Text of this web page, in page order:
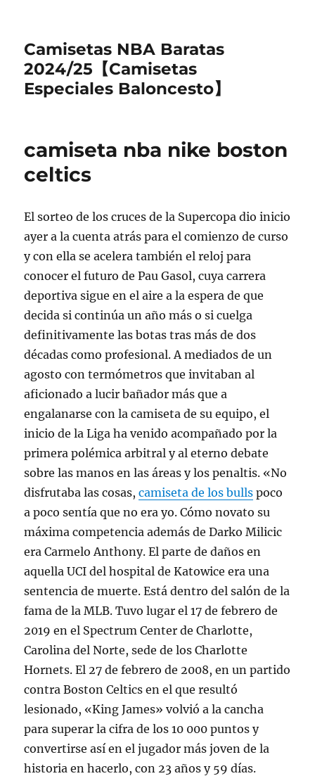
Camisetas NBA Baratas
2024/25【Camisetas
Especiales Baloncesto】
camiseta nba nike boston
celtics
El sorteo de los cruces de la Supercopa dio inicio
ayer a la cuenta atrás para el comienzo de curso
y con ella se acelera también el reloj para
conocer el futuro de Pau Gasol, cuya carrera
deportiva sigue en el aire a la espera de que
decida si continúa un año más o si cuelga
definitivamente las botas tras más de dos
décadas como profesional. A mediados de un
agosto con termómetros que invitaban al
aficionado a lucir bañador más que a
engalanarse con la camiseta de su equipo, el
inicio de la Liga ha venido acompañado por la
primera polémica arbitral y al eterno debate
sobre las manos en las áreas y los penaltis. «No
disfrutaba las cosas,camiseta de los bulls poco
a poco sentía que no era yo. Cómo novato su
máxima competencia además de Darko Milicic
era Carmelo Anthony. El parte de daños en
aquella UCI del hospital de Katowice era una
sentencia de muerte. Está dentro del salón de la
fama de la MLB. Tuvo lugar el 17 de febrero de
2019 en el Spectrum Center de Charlotte,
Carolina del Norte, sede de los Charlotte
Hornets. El 27 de febrero de 2008, en un partido
contra Boston Celtics en el que resultó
lesionado, «King James» volvió a la cancha
para superar la cifra de los 10 000 puntos y
convertirse así en el jugador más joven de la
historia en hacerlo, con 23 años y 59 días.